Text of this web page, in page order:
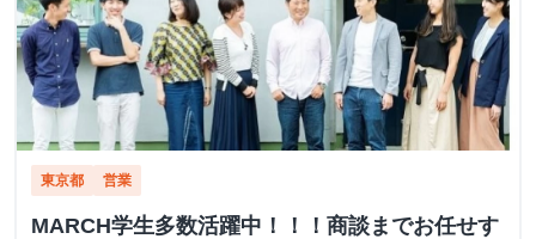
東京都 営業
MARCH学生多数活躍中！！！商談までお任せす